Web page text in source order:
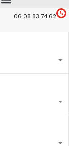
06 08 83 74 62